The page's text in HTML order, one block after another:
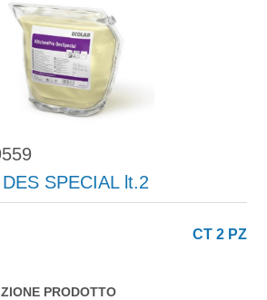
SPECIAL lt.2
CT 2 PZ
PRODOTTO